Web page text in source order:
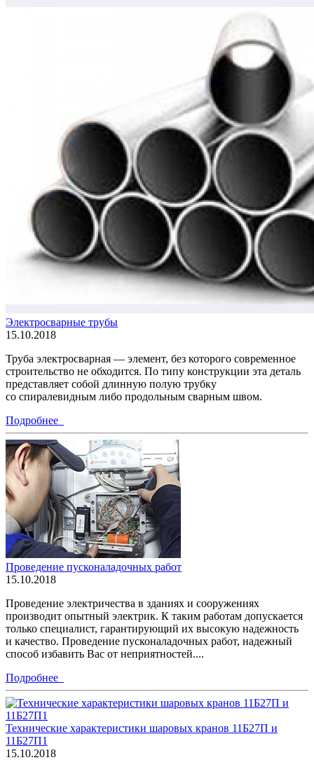
Электросварные трубы
15.10.2018
Труба электросварная — элемент, без которого современное
строительство не обходится. По типу конструкции эта деталь
представляет собой длинную полую трубку
со спиралевидным либо продольным сварным швом.
Подробнее
Проведение пусконаладочных работ
15.10.2018
Проведение электричества в зданиях и сооружениях
производит опытный электрик. К таким работам допускается
только специалист, гарантирующий их высокую надежность
и качество. Проведение пусконаладочных работ, надежный
способ избавить Вас от неприятностей....
Подробнее
Технические характеристики шаровых кранов 11Б27П и
11Б27П1
15.10.2018